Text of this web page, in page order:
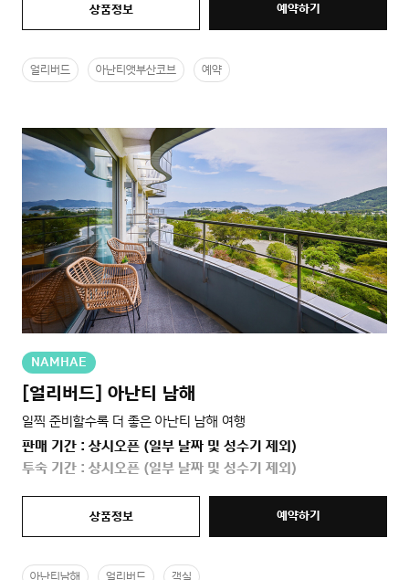
상품정보 예약하기
얼리버드 아난티앳부산코브 예약
NAMHAE
[얼리버드] 아난티 남해
일찍 준비할수록 더 좋은 아난티 남해 여행
판매 기간 : 상시오픈 (일부 날짜 및 성수기 제외)
투숙 기간 : 상시오픈 (일부 날짜 및 성수기 제외)
상품정보 예약하기
아난티남해 얼리버드 객실